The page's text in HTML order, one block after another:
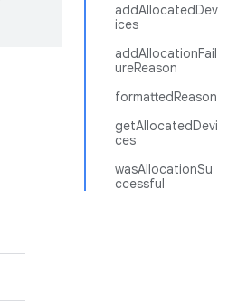
addAllocatedDev
ices
addAllocationFail
ureReason
formattedReason
getAllocatedDevi
ces
wasAllocationSu
ccessful